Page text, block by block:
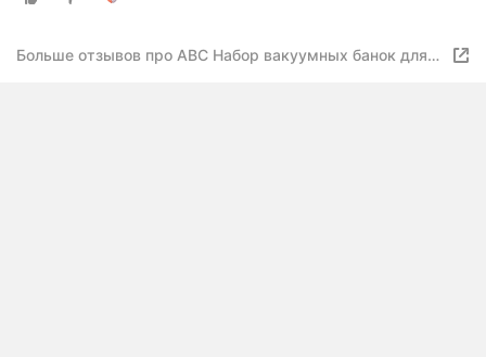
Больше отзывов про ABC Набор вакуумных банок для